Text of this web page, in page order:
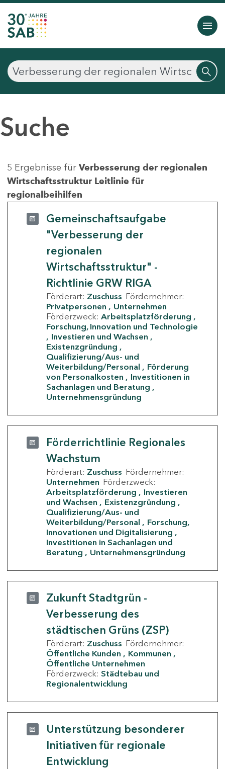
Suche
5 Ergebnisse für Verbesserung der regionalen
Wirtschaftsstruktur Leitlinie für
regionalbeihilfen
Gemeinschaftsaufgabe
"Verbesserung der
regionalen
Wirtschaftsstruktur" -
Richtlinie GRW RIGA
Förderart: Zuschuss Fördernehmer:
Privatpersonen
Unternehmen
Förderzweck: Arbeitsplatzförderung
Forschung, Innovation und Technologie
Investieren und Wachsen
Existenzgründung
Qualifizierung/Aus- und
Weiterbildung/Personal
Förderung
von Personalkosten
Investitionen in
Sachanlagen und Beratung
Unternehmensgründung
Förderrichtlinie Regionales
Wachstum
Förderart: Zuschuss Fördernehmer:
Unternehmen Förderzweck:
Arbeitsplatzförderung
Investieren
und Wachsen
Existenzgründung
Qualifizierung/Aus- und
Weiterbildung/Personal
Forschung,
Innovationen und Digitalisierung
Investitionen in Sachanlagen und
Beratung
Unternehmensgründung
Zukunft Stadtgrün -
Verbesserung des
städtischen Grüns (ZSP)
Förderart: Zuschuss Fördernehmer:
Öffentliche Kunden
Kommunen
Öffentliche Unternehmen
Förderzweck: Städtebau und
Regionalentwicklung
Unterstützung besonderer
Initiativen für regionale
Entwicklung